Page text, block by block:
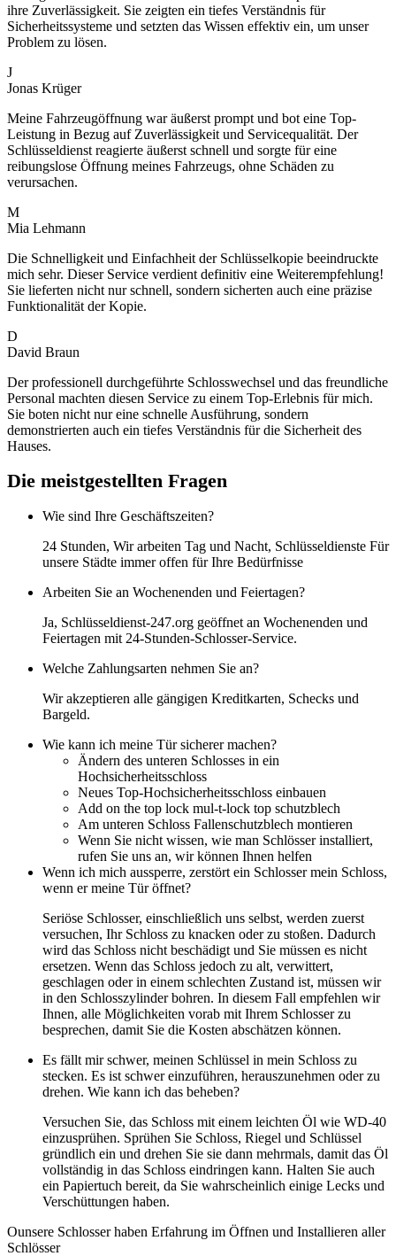
ihre Zuverlässigkeit. Sie zeigten ein tiefes Verständnis für
Sicherheitssysteme und setzten das Wissen effektiv ein, um unser
Problem zu lösen.
J
Jonas Krüger
Meine Fahrzeugöffnung war äußerst prompt und bot eine Top-
Leistung in Bezug auf Zuverlässigkeit und Servicequalität. Der
Schlüsseldienst reagierte äußerst schnell und sorgte für eine
reibungslose Öffnung meines Fahrzeugs, ohne Schäden zu
verursachen.
M
Mia Lehmann
Die Schnelligkeit und Einfachheit der Schlüsselkopie beeindruckte
mich sehr. Dieser Service verdient definitiv eine Weiterempfehlung!
Sie lieferten nicht nur schnell, sondern sicherten auch eine präzise
Funktionalität der Kopie.
D
David Braun
Der professionell durchgeführte Schlosswechsel und das freundliche
Personal machten diesen Service zu einem Top-Erlebnis für mich.
Sie boten nicht nur eine schnelle Ausführung, sondern
demonstrierten auch ein tiefes Verständnis für die Sicherheit des
Hauses.
Die meistgestellten Fragen
Wie sind Ihre Geschäftszeiten?
24 Stunden, Wir arbeiten Tag und Nacht, Schlüsseldienste Für
unsere Städte immer offen für Ihre Bedürfnisse
Arbeiten Sie an Wochenenden und Feiertagen?
Ja, Schlüsseldienst-247.org geöffnet an Wochenenden und
Feiertagen mit 24-Stunden-Schlosser-Service.
Welche Zahlungsarten nehmen Sie an?
Wir akzeptieren alle gängigen Kreditkarten, Schecks und
Bargeld.
Wie kann ich meine Tür sicherer machen?
Ändern des unteren Schlosses in ein
Hochsicherheitsschloss
Neues Top-Hochsicherheitsschloss einbauen
Add on the top lock mul-t-lock top schutzblech
Am unteren Schloss Fallenschutzblech montieren
Wenn Sie nicht wissen, wie man Schlösser installiert,
rufen Sie uns an, wir können Ihnen helfen
Wenn ich mich aussperre, zerstört ein Schlosser mein Schloss,
wenn er meine Tür öffnet?
Seriöse Schlosser, einschließlich uns selbst, werden zuerst
versuchen, Ihr Schloss zu knacken oder zu stoßen. Dadurch
wird das Schloss nicht beschädigt und Sie müssen es nicht
ersetzen. Wenn das Schloss jedoch zu alt, verwittert,
geschlagen oder in einem schlechten Zustand ist, müssen wir
in den Schlosszylinder bohren. In diesem Fall empfehlen wir
Ihnen, alle Möglichkeiten vorab mit Ihrem Schlosser zu
besprechen, damit Sie die Kosten abschätzen können.
Es fällt mir schwer, meinen Schlüssel in mein Schloss zu
stecken. Es ist schwer einzuführen, herauszunehmen oder zu
drehen. Wie kann ich das beheben?
Versuchen Sie, das Schloss mit einem leichten Öl wie WD-40
einzusprühen. Sprühen Sie Schloss, Riegel und Schlüssel
gründlich ein und drehen Sie sie dann mehrmals, damit das Öl
vollständig in das Schloss eindringen kann. Halten Sie auch
ein Papiertuch bereit, da Sie wahrscheinlich einige Lecks und
Verschüttungen haben.
Ounsere Schlosser haben Erfahrung im Öffnen und Installieren aller
Schlösser